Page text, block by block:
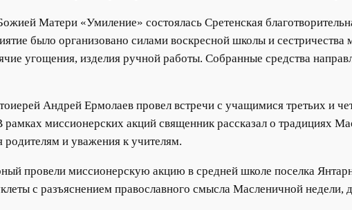
Матери «Умиление» состоялась Сретенская
было организовано силами воскресной школы и сестричества
угощения, изделия ручной работы. Собранные средства
Андрей Ермолаев провел встречи с учащимися третьих и
миссионерских акций священник рассказал о традициях
и уважения к учителям.
провели миссионерскую акцию в средней школе поселка
с разъяснением православного смысла Масленичной недели,